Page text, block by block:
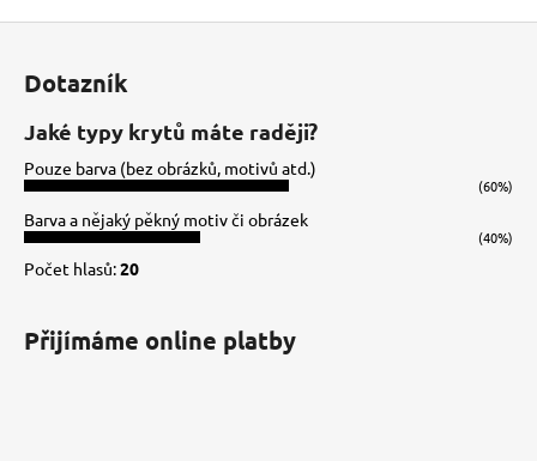
Dotazník
Jaké typy krytů máte raději?
Pouze barva (bez obrázků, motivů atd.)
(60%)
Barva a nějaký pěkný motiv či obrázek
(40%)
Počet hlasů:20
Přijímáme online platby